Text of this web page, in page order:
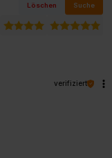
Löschen Suche
verifiziert